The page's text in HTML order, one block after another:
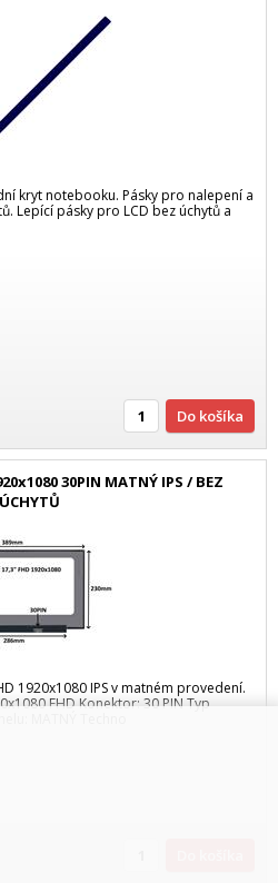
kryt notebooku. Pásky pro nalepení a
Lepící pásky pro LCD bez úchytů a
Do košíka
30PIN MATNÝ IPS / BEZ
ÚCHYTŮ
1920x1080 IPS v matném provedení.
FHD Konektor: 30 PIN Typ